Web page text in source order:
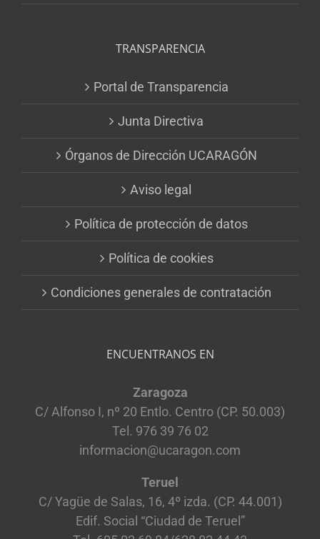
TRANSPARENCIA
Portal de Transparencia
Junta Directiva
Órganos de Dirección UCARAGÓN
Aviso legal
Política de protección de datos
Política de cookies
Condiciones generales de contratación
ENCUENTRANOS EN
Zaragoza
C/ Alfonso I, nº 20 Entlo. Centro (CP. 50.003)
Tel. 976 39 76 02
informacion@ucaragon.com
Teruel
C/ Yagüe de Salas, 16, 4º izda. (CP. 44.001)
Edif. Social “Ciudad de Teruel”